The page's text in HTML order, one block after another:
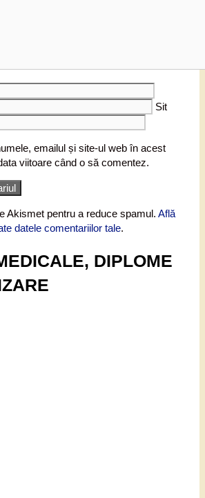
Sit
emailul și site-ul web în acest
viitoare când o să comentez.
Akismet pentru a reduce spamul. Află
datele comentariilor tale.
DIPLOME